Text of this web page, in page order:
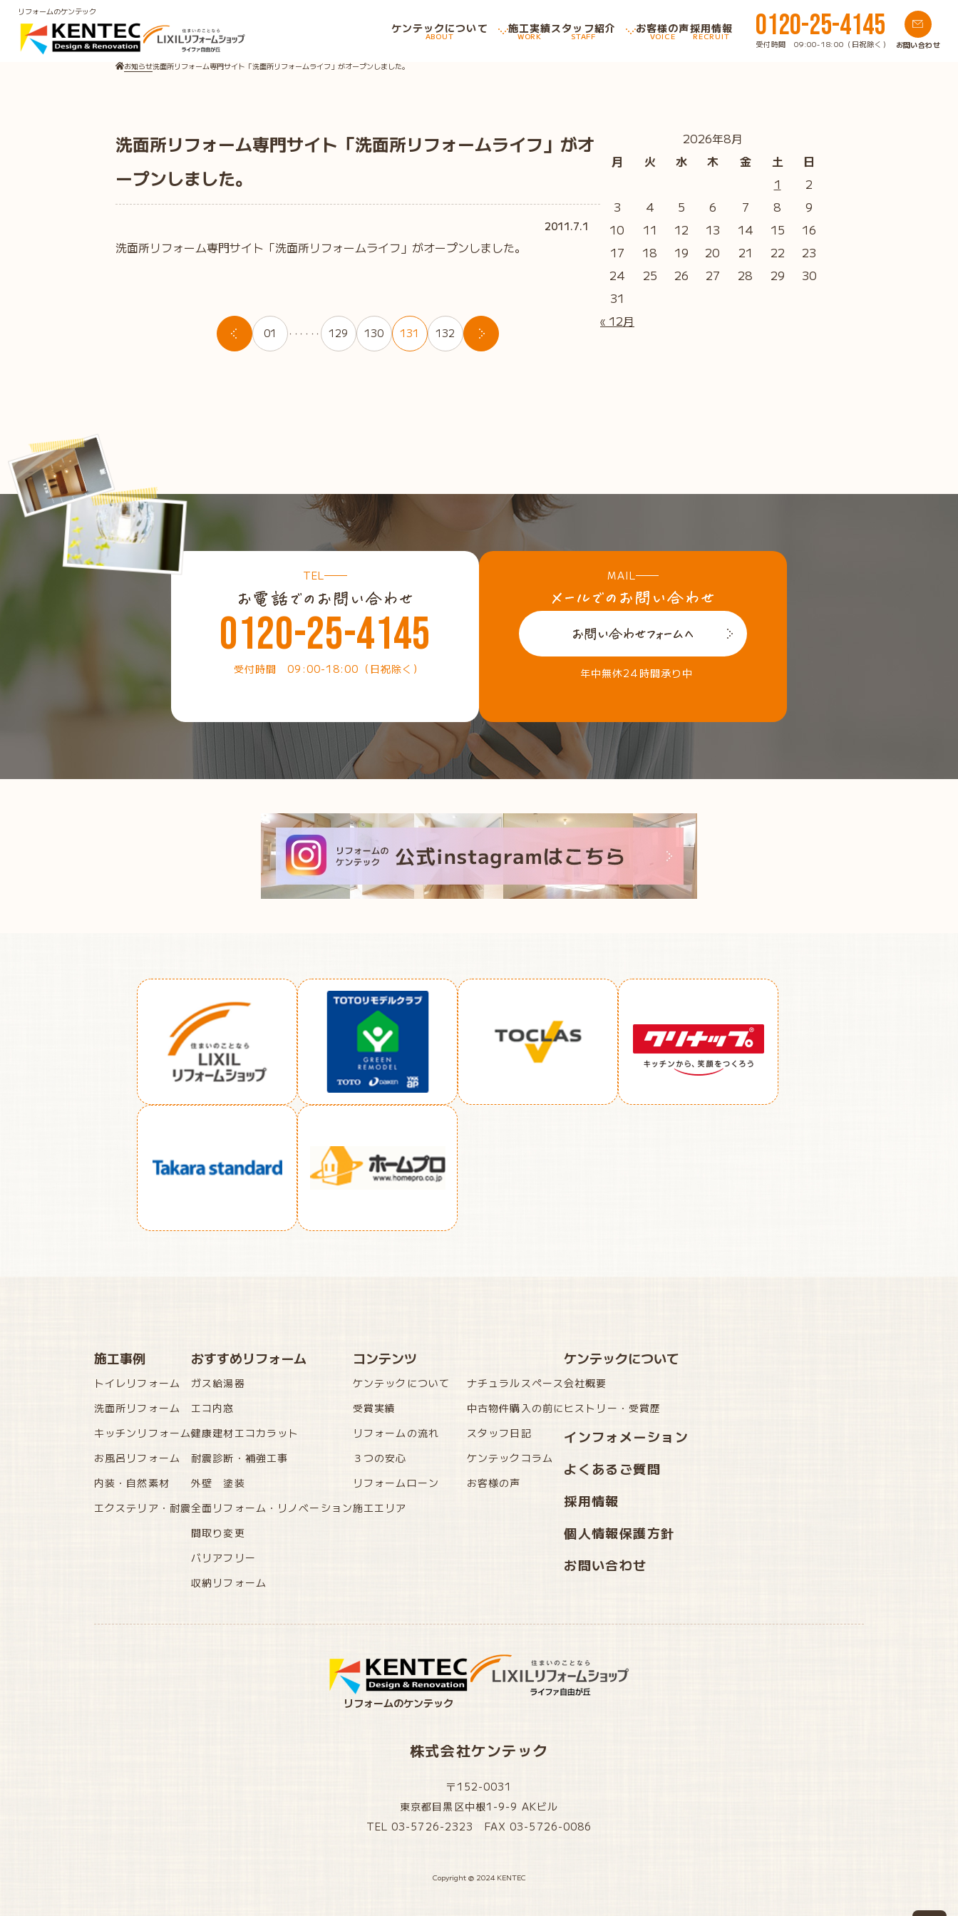
リフォームのケンテック
ケンテックについて
ABOUT
施工実績
WORK
スタッフ紹介
STAFF
お客様の声
VOICE
採用情報
RECRUIT 0120-25-4145
受付時間 09:00-18:00（日祝除く） お問い合わせ
お知らせ洗面所リフォーム専門サイト「洗面所リフォームライフ」がオープンしました。
洗面所リフォーム専門サイト「洗面所リフォームライフ」がオ
ープンしました。
2011.7.1
洗面所リフォーム専門サイト「洗面所リフォームライフ」がオープンしました。
01 ・・・・・・ 129 130 131 132
2026年8月
月
火 水 木 金 土 日
« 12月
1
2
3
4 5 6 7 8
9
10
11 12 13 14 15
16
17
18 19 20 21 22
23
24
25 26 27 28 29
30
31
TEL
0120-25-4145
受付時間 09:00-18:00（日祝除く）
MAIL
年中無休24時間承り中
施工事例
トイレリフォーム
洗面所リフォーム
キッチンリフォーム
お風呂リフォーム
内装・自然素材
エクステリア・耐震
おすすめリフォーム
ガス給湯器
エコ内窓
健康建材エコカラット
耐震診断・補強工事
外壁 塗装
全面リフォーム・リノベーション
間取り変更
バリアフリー
収納リフォーム
コンテンツ
ケンテックについて
ナチュラルスペース
受賞実績
中古物件購入の前に
リフォームの流れ
スタッフ日記
３つの安心
ケンテックコラム
リフォームローン
お客様の声
施工エリア
ケンテックについて
会社概要
ヒストリー・受賞歴
インフォメーション
よくあるご質問
採用情報
個人情報保護方針
お問い合わせ
リフォームのケンテック
株式会社ケンテック
〒152-0031
東京都目黒区中根1-9-9 AKビル
TEL 03-5726-2323 FAX 03-5726-0086
Copyright @ 2024 KENTEC